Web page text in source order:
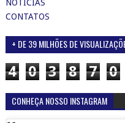
NOTÍCIAS
CONTATOS
+ DE 39 MILHÕES DE
4 0 3 8 7 0
CONHEÇA NOSSO INSTAGRAM